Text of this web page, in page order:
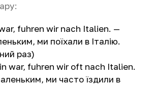
fuhren wir nach Italien. —
ми поїхали в Італію.
раз)
war, fuhren wir oft nach Italien.
ми часто їздили в